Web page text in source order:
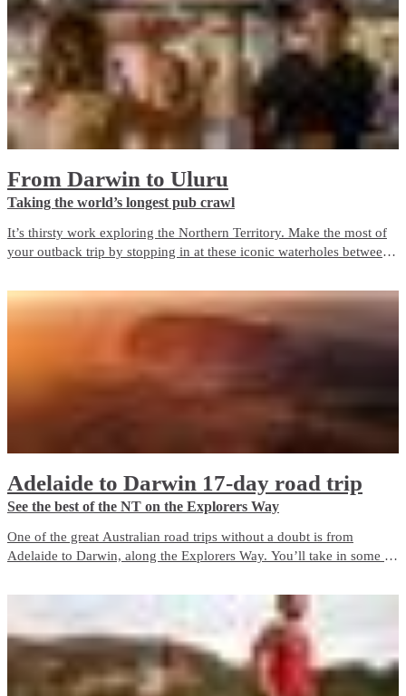
From Darwin to Uluru
Taking the world’s longest pub crawl
It’s thirsty work exploring the Northern Territory. Make the most of
your outback trip by stopping in at these iconic waterholes between
new people, swapping stories and forging that legendary ‘Aussie
mateship’.
Adelaide to Darwin 17-day road trip
See the best of the NT on the Explorers Way
One of the great Australian road trips without a doubt is from
Adelaide to Darwin, along the Explorers Way. You’ll take in some of
the MacDonnell Ranges, the Devils Marbles, Nitmiluk National Park